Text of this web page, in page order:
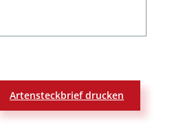
Artensteckbrief drucken